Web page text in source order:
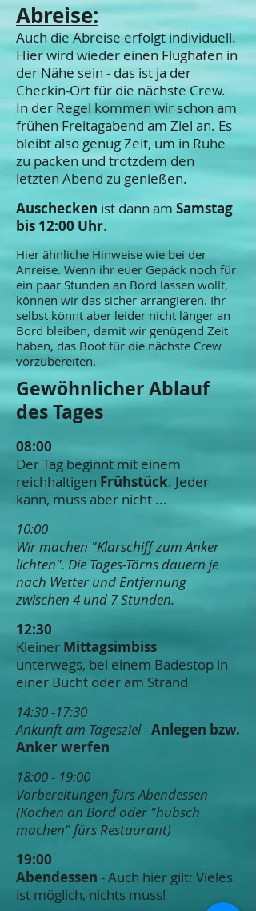
Abreise:
Auch die Abreise erfolgt individuell.
Hier wirdwieder einen Flughafen in
der Nähe sein - das ist ja der
Checkin-Ort für die nächste Crew.
In der Regel kommen wir schon am
frühen Freitagabend am Ziel an. Es
bleibt also genug Zeit, um in Ruhe
zu packen und trotzdem den
letzten Abend zu genießen.
Auschecken ist dann amSamstag
bis 12:00 Uhr.
Hier ähnliche Hinweise wie bei der
Anreise. Wenn ihr euer Gepäck noch für
ein paar Stunden an Bord lassen wollt,
können wir das sicher arrangieren. Ihr
selbst könnt aber leider nicht länger an
Bord bleiben, damit wir genügend Zeit
haben, das Boot für die nächste Crew
vorzubereiten.
Gewöhnlicher Ablauf
des Tages
08:00
Der Tag beginnt mit einem
reichhaltigen Frühstück. Jeder
kann, muss aber nicht ...
10:00
Wir machen "Klarschiff zum Anker
lichten". Die Tages-Törns dauern je
nach Wetter und Entfernung
zwischen 4 und 7 Stunden.
12:30
Kleiner Mittagsimbiss
unterwegs, bei einem Badestop in
einer Bucht oder am Strand
14:30 -17:30
Ankunft am Tagesziel-Anlegen bzw.
Anker werfen
18:00 - 19:00
Vorbereitungen fürs Abendessen
(Kochen an Bord oder "hübsch
machen" fürs Restaurant)
19:00
Abendessen - Auch hier gilt: Vieles
ist möglich, nichts muss!